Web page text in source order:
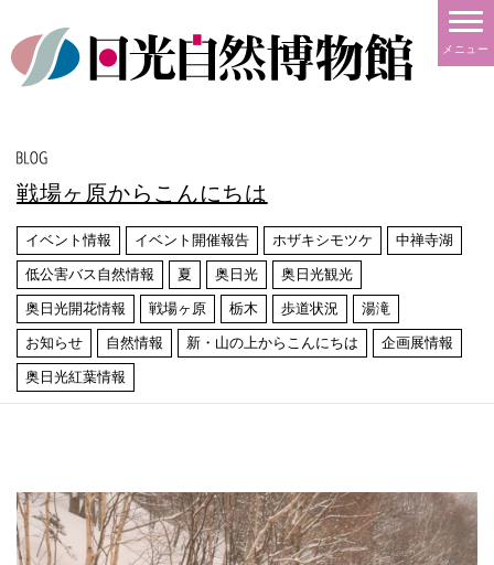
メニュー
戦場ヶ原からこんにちは
イベント情報 イベント開催報告 ホザキシモツケ 中禅寺湖
低公害バス自然情報 夏 奥日光 奥日光観光
奥日光開花情報 戦場ヶ原 栃木 歩道状況 湯滝
お知らせ 自然情報 新・山の上からこんにちは 企画展情報
奥日光紅葉情報